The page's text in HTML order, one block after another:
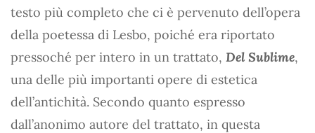
testo più completo che ci è pervenuto dell’opera
della poetessa di Lesbo, poiché era riportato
pressoché per intero in un trattato, Del Sublime,
una delle più importanti opere di estetica
dell’antichità. Secondo quanto espresso
dall’anonimo autore del trattato, in questa